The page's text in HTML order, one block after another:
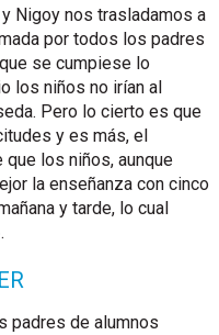
Nigoy nos trasladamos a
por todos los padres
se cumpiese lo
los niños no irían al
Pero lo cierto es que
y es más, el
los niños, aunque
la enseñanza con cinco
y tarde, lo cual
padres de alumnos